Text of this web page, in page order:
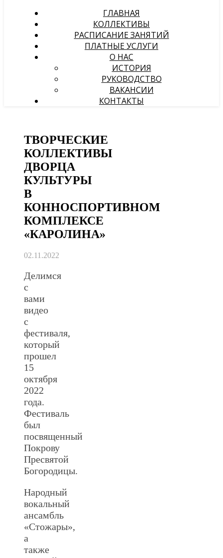
ГЛАВНАЯ
КОЛЛЕКТИВЫ
РАСПИСАНИЕ ЗАНЯТИЙ
ПЛАТНЫЕ УСЛУГИ
О НАС
ИСТОРИЯ
РУКОВОДСТВО
ВАКАНСИИ
КОНТАКТЫ
ТВОРЧЕСКИЕ
КОЛЛЕКТИВЫ
ДВОРЦА
КУЛЬТУРЫ
В
КОННОСПОРТИВНОМ
КОМПЛЕКСЕ
«КАРОЛИНА»
02.11.2022
Делимся
с
вами
видео
с
фестиваля,
который
прошел
15
октября
2022
года.
Фестиваль
был
посвященный
Покрову
Пресвятой
Богородицы.
Народный
вокальный
ансамбль
«Стожары»,
а
также